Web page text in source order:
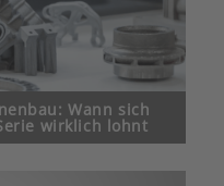
Wann sich
wirklich lohnt